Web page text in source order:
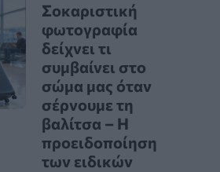
Σοκαριστική
φωτογραφία
δείχνει τι
συμβαίνει στο
σώμα μας όταν
σέρνουμε τη
βαλίτσα – Η
προειδοποίηση
των ειδικών